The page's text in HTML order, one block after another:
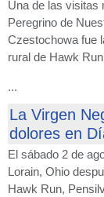
Una de las visitas
Peregrino de
Czestochowa fue
rural de Hawk
...
La Virgen
dolores en
El sábado 2 de
Lorain, Ohio
Hawk Run,